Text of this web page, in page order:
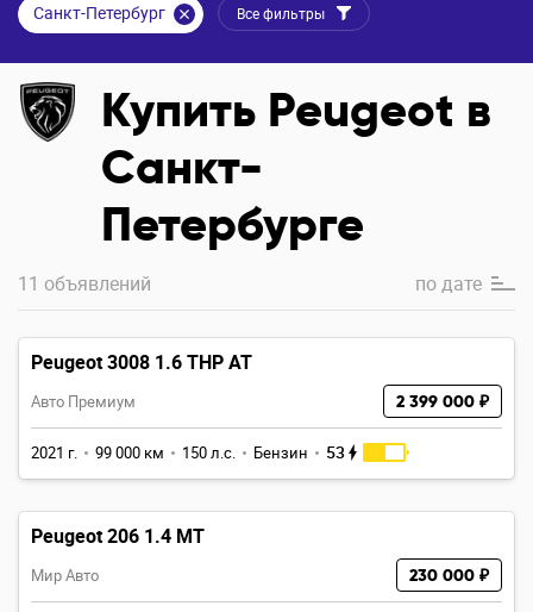
Санкт-Петербург Все фильтры
Купить Peugeot в
Санкт-
Петербурге
11 объявлений подате
Peugeot 3008 1.6 THP AT
Авто Премиум 2 399 000 ₽
2021 г. 99 000 км 150 л.с. Бензин 53
Peugeot 206 1.4 MT
Мир Авто 230 000 ₽